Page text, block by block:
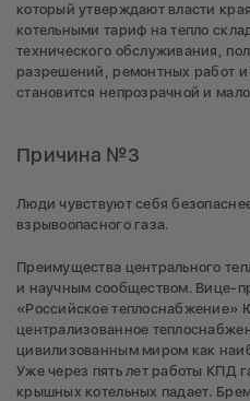
который утверждают власти
котельными тариф на тепло
технического обслуживания,
разрешений, ремонтных работ и
становится непрозрачной и
Причина №3
Люди чувствуют себя
взрывоопасного газа.
Преимущества центрального
и научным сообществом. Вице-
«Российское теплоснабжение»
централизованное
цивилизованным миром как
Уже через пять лет работы КПД
крышных котельных падает.